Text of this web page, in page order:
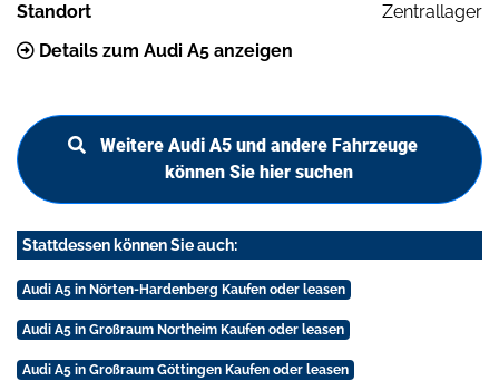
Standort
Zentrallager
Details zum Audi A5 anzeigen
Weitere Audi A5 und andere Fahrzeuge
können Sie hier suchen
Stattdessen können Sie auch:
Audi A5 in Nörten-Hardenberg Kaufen oder leasen
Audi A5 in Großraum Northeim Kaufen oder leasen
Audi A5 in Großraum Göttingen Kaufen oder leasen